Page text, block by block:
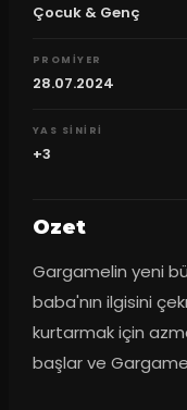
Çocuk & Genç
PROMIYER
28.07.2024
YAS SINIRI
+3
Ozet
Gargamelin yeni
baba'nın ilgisini
kurtarmak için
başlar ve